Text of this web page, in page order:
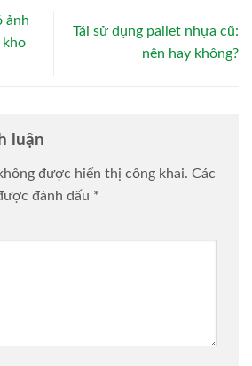
ảnh
kho
Tái sử dụng pallet nhựa cũ:
nên hay không?
luận
được hiển thị công khai. Các
đánh dấu *